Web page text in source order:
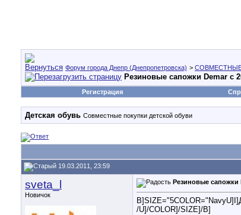
Форум города Днепр (Днепропетровска) >
Резиновые сапожки Demar с
Регистрация
Детская обувь Совместные покупки детской обуви
19.03.2011, 23:59
sveta_l
Новичок
Резиновые сапожки
/U]/COLOR]/SIZE]/B]